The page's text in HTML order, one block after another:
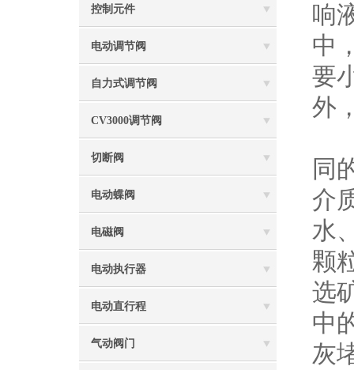
控制元件
电动调节阀
自力式调节阀
CV3000调节阀
切断阀
电动蝶阀
电磁阀
电动执行器
电动直行程
气动阀门
响
中
要
外
同
介
水
颗
选
中
灰